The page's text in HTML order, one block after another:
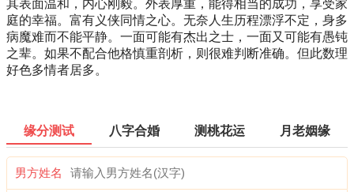
其表面温和，内心刚毅。外表厚重，能得相当的成功，享受家
庭的幸福。富有义侠同情之心。无奈人生历程漂浮不定，身多
病魔难而不能平静。一面可能有杰出之士，一面又可能有愚钝
之辈。如果不配合他格慎重剖析，则很难判断准确。但此数理
好色多情者居多。
缘分测试 八字合婚 测桃花运 月老姻缘
男方姓名